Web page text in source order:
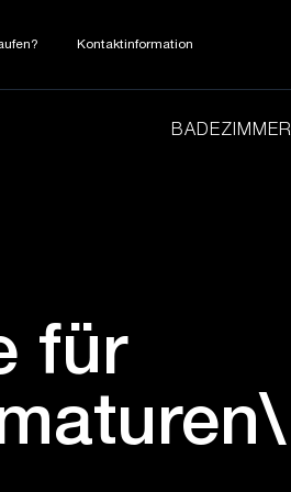
Kontaktinformation
BADEZIMMER
für